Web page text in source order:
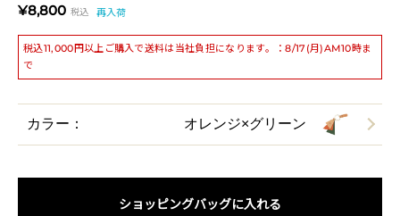
¥8,800 税込 再入荷
税込11,000円以上ご購入で送料は当社負担になります。：8/17(月)AM10時ま
で
カラー： オレンジ×グリーン
ショッピングバッグに入れる